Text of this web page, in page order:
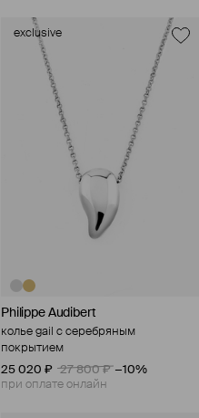
exclusive
Philippe Audibert
колье gail с серебряным
покрытием
25 020 ₽
27 800 ₽ −10%
при оплате онлайн